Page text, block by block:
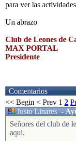
para ver las
Un abrazo
Club de Leones de
MAX PORTAL
Presidente
Comentarios
<< Begin < Prev 1 2
Justo Linares-
Señores del club de
aqui.